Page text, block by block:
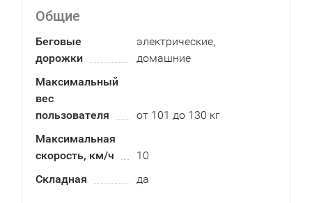
Общие
Беговые
дорожки
электрические,
домашние
Максимальный
вес
пользователя
от 101 до 130 кг
Максимальная
скорость, км/ч
10
Складная
да